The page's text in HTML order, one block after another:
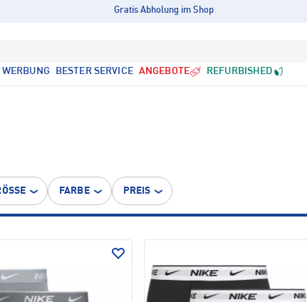
Gratis Abholung im Shop
BESTER SERVICE ANGEBOTE REFURBISHED
FARBE PREIS